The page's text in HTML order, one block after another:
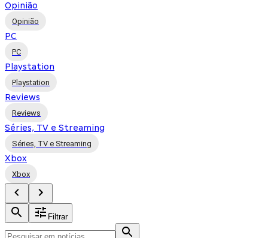
Opinião
Opinião
PC
PC
Playstation
Playstation
Reviews
Reviews
Séries, TV e Streaming
Séries, TV e Streaming
Xbox
Xbox
Filtrar